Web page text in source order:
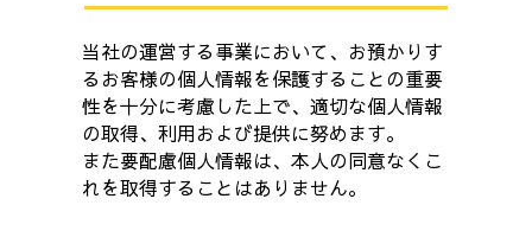
当社の運営する事業において、お預かりす
るお客様の個人情報を保護することの重要
性を十分に考慮した上で、適切な個人情報
の取得、利用および提供に努めます。
また要配慮個人情報は、本人の同意なくこ
れを取得することはありません。